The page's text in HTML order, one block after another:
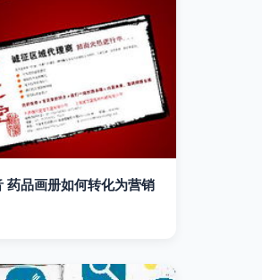
药品画册如何转化为营销